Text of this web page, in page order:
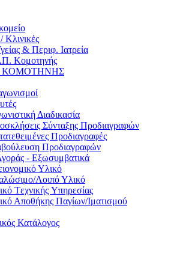
Κλινικές
& Περιφ. Ιατρεία
Κομοτηνής
ΚΟΜΟΤΗΝΗΣ
Διαδικασία
Σύνταξης Προδιαγραφών
Προδιαγραφές
Προδιαγραφών
- Εξωσυμβατικά
Υλικό
Λοιπό Υλικό
Tεχνικής Yπηρεσίας
Αποθήκης Παγίων/Ιματισμού
Κατάλογος